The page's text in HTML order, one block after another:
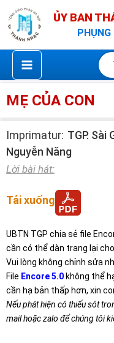
Nhảy
tới
nội
dung
ỦY BAN
PHỤNG
MẸ CỦA CON
Imprimatur: TGP. Sài
Nguyễn Năng
Lời bài hát:
Tải xuống
UBTN TGP chia sẻ file
cần có thể dàn trang lại
Vui lòng không chỉnh sửa
File Encore 5.0 không thể
cần hạ bản thấp hơn, xin
Nếu phát hiện có thiếu sót
mail hoặc zalo để chúng tôi